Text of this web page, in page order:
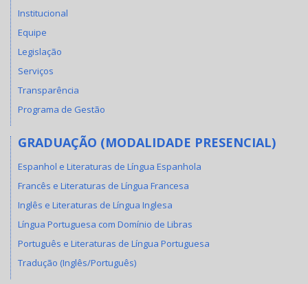
Institucional
Equipe
Legislação
Serviços
Transparência
Programa de Gestão
GRADUAÇÃO (MODALIDADE PRESENCIAL)
Espanhol e Literaturas de Língua Espanhola
Francês e Literaturas de Língua Francesa
Inglês e Literaturas de Língua Inglesa
Língua Portuguesa com Domínio de Libras
Português e Literaturas de Língua Portuguesa
Tradução (Inglês/Português)